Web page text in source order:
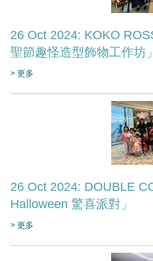
26 Oct 2024: KOKO
聖節趣怪造型飾物工作坊」
> 更多
26 Oct 2024: DOUBLE
Halloween 驚喜派對」
> 更多